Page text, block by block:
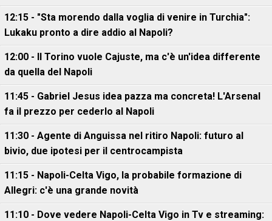
12:15 - "Sta morendo dalla voglia di venire in Turchia":
Lukaku pronto a dire addio al Napoli?
12:00 - Il Torino vuole Cajuste, ma c'è un'idea differente
da quella del Napoli
11:45 - Gabriel Jesus idea pazza ma concreta! L'Arsenal
fa il prezzo per cederlo al Napoli
11:30 - Agente di Anguissa nel ritiro Napoli: futuro al
bivio, due ipotesi per il centrocampista
11:15 - Napoli-Celta Vigo, la probabile formazione di
Allegri: c'è una grande novità
11:10 - Dove vedere Napoli-Celta Vigo in Tv e streaming: